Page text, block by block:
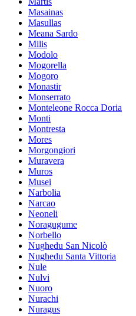
Masainas
Masullas
Meana Sardo
Milis
Modolo
Mogorella
Mogoro
Monastir
Monserrato
Monteleone Rocca Doria
Monti
Montresta
Mores
Morgongiori
Muravera
Muros
Musei
Narbolia
Narcao
Neoneli
Noragugume
Norbello
Nughedu San Nicolò
Nughedu Santa Vittoria
Nule
Nulvi
Nuoro
Nurachi
Nuragus